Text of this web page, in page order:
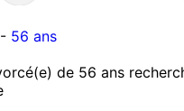
- 56 ans
de 56 ans